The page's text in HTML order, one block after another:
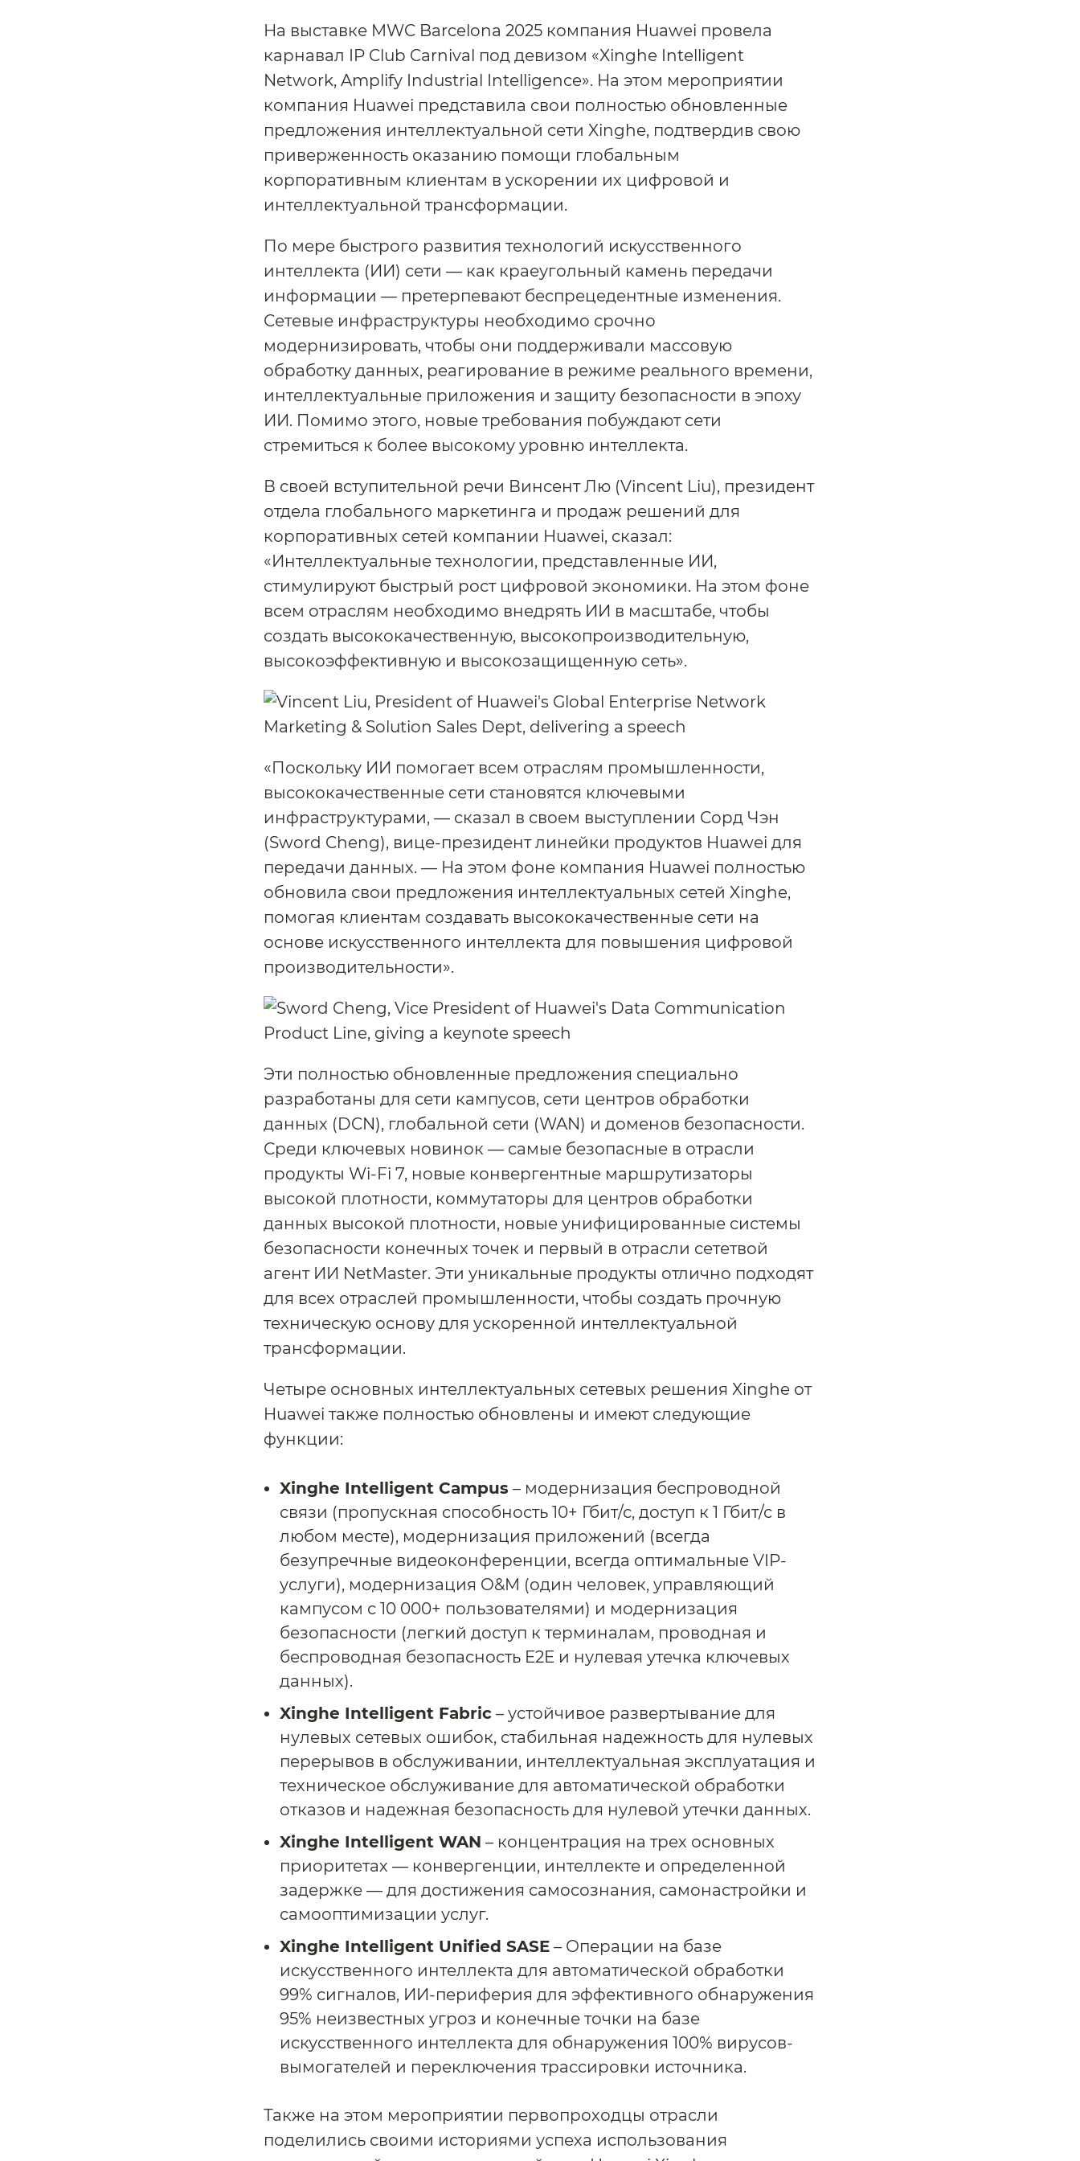
На выставке MWC Barcelona 2025 компания Huawei провела
карнавал IP Club Carnival под девизом «Xinghe Intelligent
Network, Amplify Industrial Intelligence». На этом мероприятии
компания Huawei представила свои полностью обновленные
предложения интеллектуальной сети Xinghe, подтвердив свою
приверженность оказанию помощи глобальным
корпоративным клиентам в ускорении их цифровой и
интеллектуальной трансформации.
По мере быстрого развития технологий искусственного
интеллекта (ИИ) сети — как краеугольный камень передачи
информации — претерпевают беспрецедентные изменения.
Сетевые инфраструктуры необходимо срочно
модернизировать, чтобы они поддерживали массовую
обработку данных, реагирование в режиме реального времени,
интеллектуальные приложения и защиту безопасности в эпоху
ИИ. Помимо этого, новые требования побуждают сети
стремиться к более высокому уровню интеллекта.
В своей вступительной речи Винсент Лю (Vincent Liu), президент
отдела глобального маркетинга и продаж решений для
корпоративных сетей компании Huawei, сказал:
«Интеллектуальные технологии, представленные ИИ,
стимулируют быстрый рост цифровой экономики. На этом фоне
всем отраслям необходимо внедрять ИИ в масштабе, чтобы
создать высококачественную, высокопроизводительную,
высокоэффективную и высокозащищенную сеть».
«Поскольку ИИ помогает всем отраслям промышленности,
высококачественные сети становятся ключевыми
инфраструктурами, — сказал в своем выступлении Сорд Чэн
(Sword Cheng), вице-президент линейки продуктов Huawei для
передачи данных. — На этом фоне компания Huawei полностью
обновила свои предложения интеллектуальных сетей Xinghe,
помогая клиентам создавать высококачественные сети на
основе искусственного интеллекта для повышения цифровой
производительности».
Эти полностью обновленные предложения специально
разработаны для сети кампусов, сети центров обработки
данных (DCN), глобальной сети (WAN) и доменов безопасности.
Среди ключевых новинок — самые безопасные в отрасли
продукты Wi-Fi 7, новые конвергентные маршрутизаторы
высокой плотности, коммутаторы для центров обработки
данных высокой плотности, новые унифицированные системы
безопасности конечных точек и первый в отрасли сететвой
агент ИИ NetMaster. Эти уникальные продукты отлично подходят
для всех отраслей промышленности, чтобы создать прочную
техническую основу для ускоренной интеллектуальной
трансформации.
Четыре основных интеллектуальных сетевых решения Xinghe от
Huawei также полностью обновлены и имеют следующие
функции:
Xinghe Intelligent Campus – модернизация беспроводной
связи (пропускная способность 10+ Гбит/с, доступ к 1 Гбит/с в
любом месте), модернизация приложений (всегда
безупречные видеоконференции, всегда оптимальные VIP-
услуги), модернизация O&M (один человек, управляющий
кампусом с 10 000+ пользователями) и модернизация
безопасности (легкий доступ к терминалам, проводная и
беспроводная безопасность E2E и нулевая утечка ключевых
данных).
Xinghe Intelligent Fabric – устойчивое развертывание для
нулевых сетевых ошибок, стабильная надежность для нулевых
перерывов в обслуживании, интеллектуальная эксплуатация и
техническое обслуживание для автоматической обработки
отказов и надежная безопасность для нулевой утечки данных.
Xinghe Intelligent WAN – концентрация на трех основных
приоритетах — конвергенции, интеллекте и определенной
задержке — для достижения самосознания, самонастройки и
самооптимизации услуг.
Xinghe Intelligent Unified SASE – Операции на базе
искусственного интеллекта для автоматической обработки
99% сигналов, ИИ-периферия для эффективного обнаружения
95% неизвестных угроз и конечные точки на базе
искусственного интеллекта для обнаружения 100% вирусов-
вымогателей и переключения трассировки источника.
Также на этом мероприятии первопроходцы отрасли
поделились своими историями успеха использования